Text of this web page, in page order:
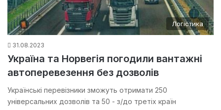
Логістика
31.08.2023
Україна та Норвегія погодили вантажні
автоперевезення без дозволів
Українські перевізники зможуть отримати 250
універсальних дозволів та 50 - з/до третіх країн